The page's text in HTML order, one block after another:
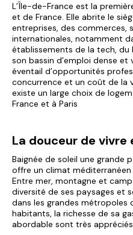
L’Île-de-France est la
et de France. Elle abrite le
entreprises, des
internationales, notamment
établissements de la tech, du
son bassin d’emploi dense et
éventail d’opportunités
concurrence et un coût de la
existe un large choix de
France et à Paris
La douceur de vivre
Baignée de soleil une grande
offre un climat méditerranéen
Entre mer, montagne et
diversité de ses paysages et
dans les grandes métropoles
habitants, la richesse de sa
abordable sont très